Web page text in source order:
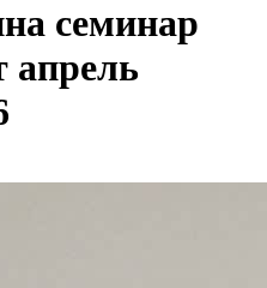
семинар
апрель